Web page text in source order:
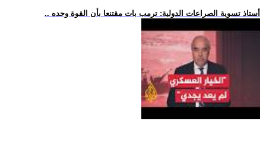
.. أستاذ تسوية الصراعات الدولية: ترمب بات مقتنعا بأن القوة وحده